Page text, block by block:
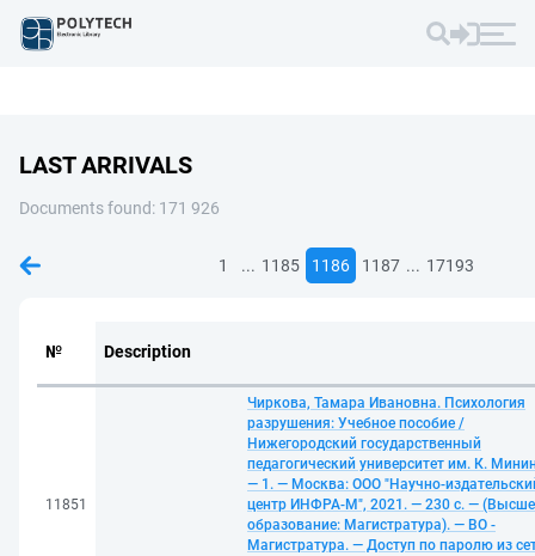
LAST ARRIVALS
Documents found: 171 926
1 ... 1185 1186 1187 ... 17193
№ Description
11851
Чиркова, Тамара Ивановна. Психология
разрушения: Учебное пособие /
Нижегородский государственный
педагогический университет им. К.
— 1. — Москва: ООО "Научно-
центр ИНФРА-М", 2021. — 230 с. —
образование: Магистратура). — ВО -
Магистратура. — Доступ по паролю из